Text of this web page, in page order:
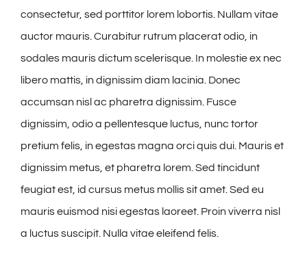
consectetur, sed porttitor lorem lobortis. Nullam vitae
auctor mauris. Curabitur rutrum placerat odio, in
sodales mauris dictum scelerisque. In molestie ex nec
libero mattis, in dignissim diam lacinia. Donec
accumsan nisl ac pharetra dignissim. Fusce
dignissim, odio a pellentesque luctus, nunc tortor
pretium felis, in egestas magna orci quis dui. Mauris et
dignissim metus, et pharetra lorem. Sed tincidunt
feugiat est, id cursus metus mollis sit amet. Sed eu
mauris euismod nisi egestas laoreet. Proin viverra nisl
a luctus suscipit. Nulla vitae eleifend felis.